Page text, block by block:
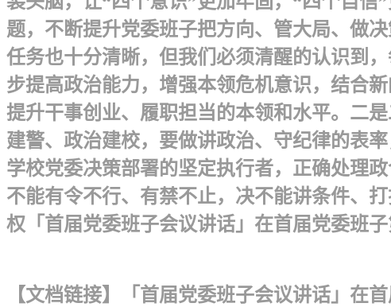
题，不断提升党委班子把方向、管大局、做
任务也十分清晰，但我们必须清醒的认识到
步提高政治能力，增强本领危机意识，结合
提升干事创业、履职担当的本领和水平。二
建警、政治建校，要做讲政治、守纪律的表
学校党委决策部署的坚定执行者，正确处理
不能有令不行、有禁不止，决不能讲条件、
权「首届党委班子会议讲话」在首届党委班
【文档链接】「首届党委班子会议讲话」在